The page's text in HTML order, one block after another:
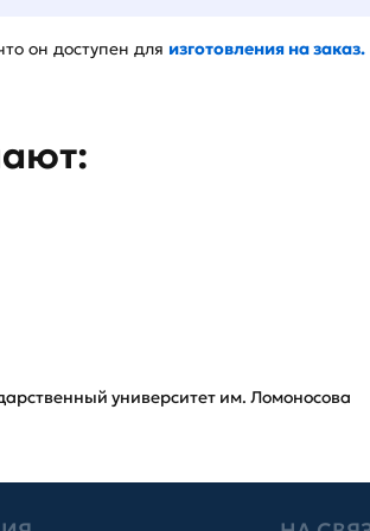
он доступен для изготовления на заказ.
университет им. Ломоносова